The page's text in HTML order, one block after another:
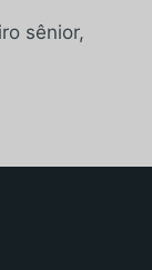
sênior,